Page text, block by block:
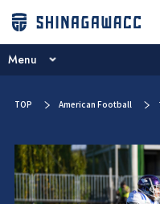
チームコンセプト
ニュース
ブログ
試合予定一覧
選手／スタッフ紹介
スポンサー紹介
Menu
ブログ
試合予定一覧
TOP American Football